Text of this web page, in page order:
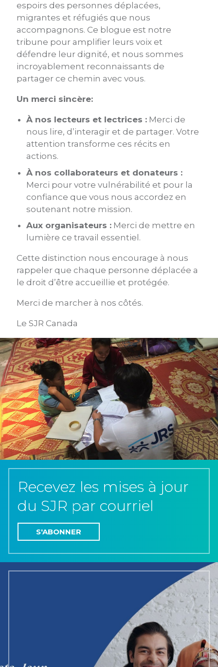
espoirs des personnes déplacées,
migrantes et réfugiés que nous
accompagnons. Ce blogue est notre
tribune pour amplifier leurs voix et
défendre leur dignité, et nous sommes
incroyablement reconnaissants de
partager ce chemin avec vous.
Un merci sincère:
À nos lecteurs et lectrices : Merci de
nous lire, d’interagir et de partager. Votre
attention transforme ces récits en
actions.
À nos collaborateurs et donateurs :
Merci pour votre vulnérabilité et pour la
confiance que vous nous accordez en
soutenant notre mission.
Aux organisateurs : Merci de mettre en
lumière ce travail essentiel.
Cette distinction nous encourage à nous
rappeler que chaque personne déplacée a
le droit d’être accueillie et protégée.
Merci de marcher à nos côtés.
Le SJR Canada
Recevez les mises à jour
du SJR par courriel
S'ABONNER